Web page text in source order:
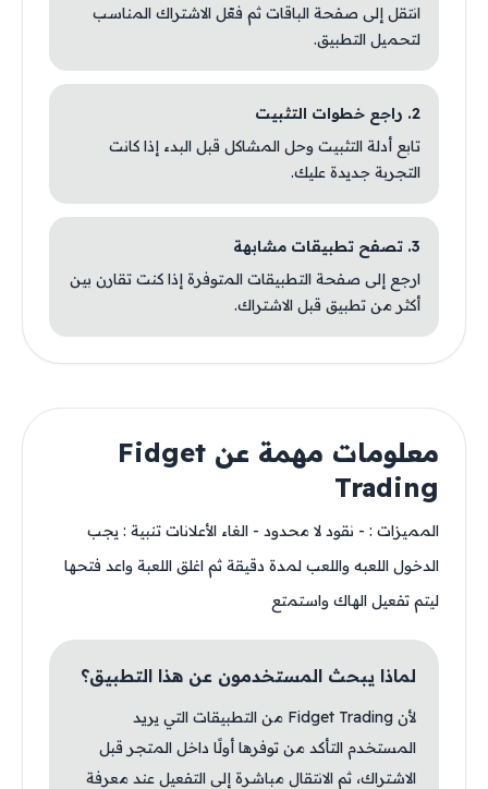
انتقل إلى صفحة الباقات ثم فعّل الاشتراك المناسب
لتحميل التطبيق.
2. راجع خطوات التثبيت
تابع أدلة التثبيت وحل المشاكل قبل البدء إذا كانت
التجربة جديدة عليك.
3. تصفح تطبيقات مشابهة
ارجع إلى صفحة التطبيقات المتوفرة إذا كنت تقارن بين
أكثر من تطبيق قبل الاشتراك.
معلومات مهمة عن Fidget
Trading
المميزات : - نقود لا محدود - الغاء الأعلانات تنبية : يجب
الدخول اللعبه واللعب لمدة دقيقة ثم اغلق اللعبة واعد فتحها
ليتم تفعيل الهاك واستمتع
لماذا يبحث المستخدمون عن هذا التطبيق؟
لأن Fidget Trading من التطبيقات التي يريد
المستخدم التأكد من توفرها أولًا داخل المتجر قبل
الاشتراك، ثم الانتقال مباشرة إلى التفعيل عند معرفة